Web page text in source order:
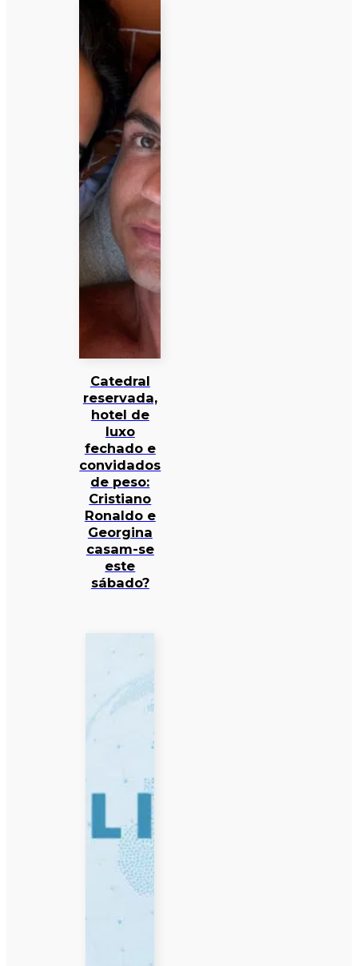
Catedral
reservada,
hotel de
luxo
fechado e
convidados
de peso:
Cristiano
Ronaldo e
Georgina
casam-se
este
sábado?